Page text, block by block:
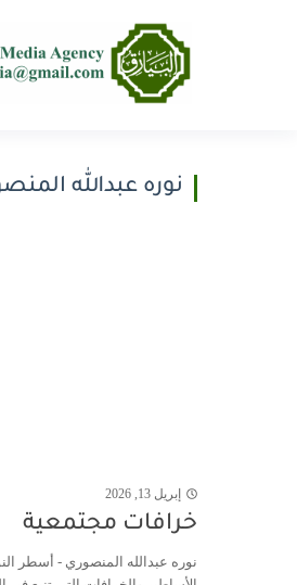
نوره عبدالله
إبريل 13, 2026
خرافات مجتمعية
نوره عبدالله المنصوري - أسطر